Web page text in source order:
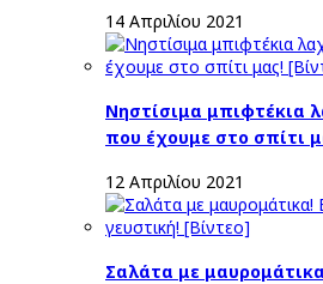
14 Απριλίου 2021
Νηστίσιμα μπιφτέκια
που έχουμε στο σπίτι
12 Απριλίου 2021
Σαλάτα με